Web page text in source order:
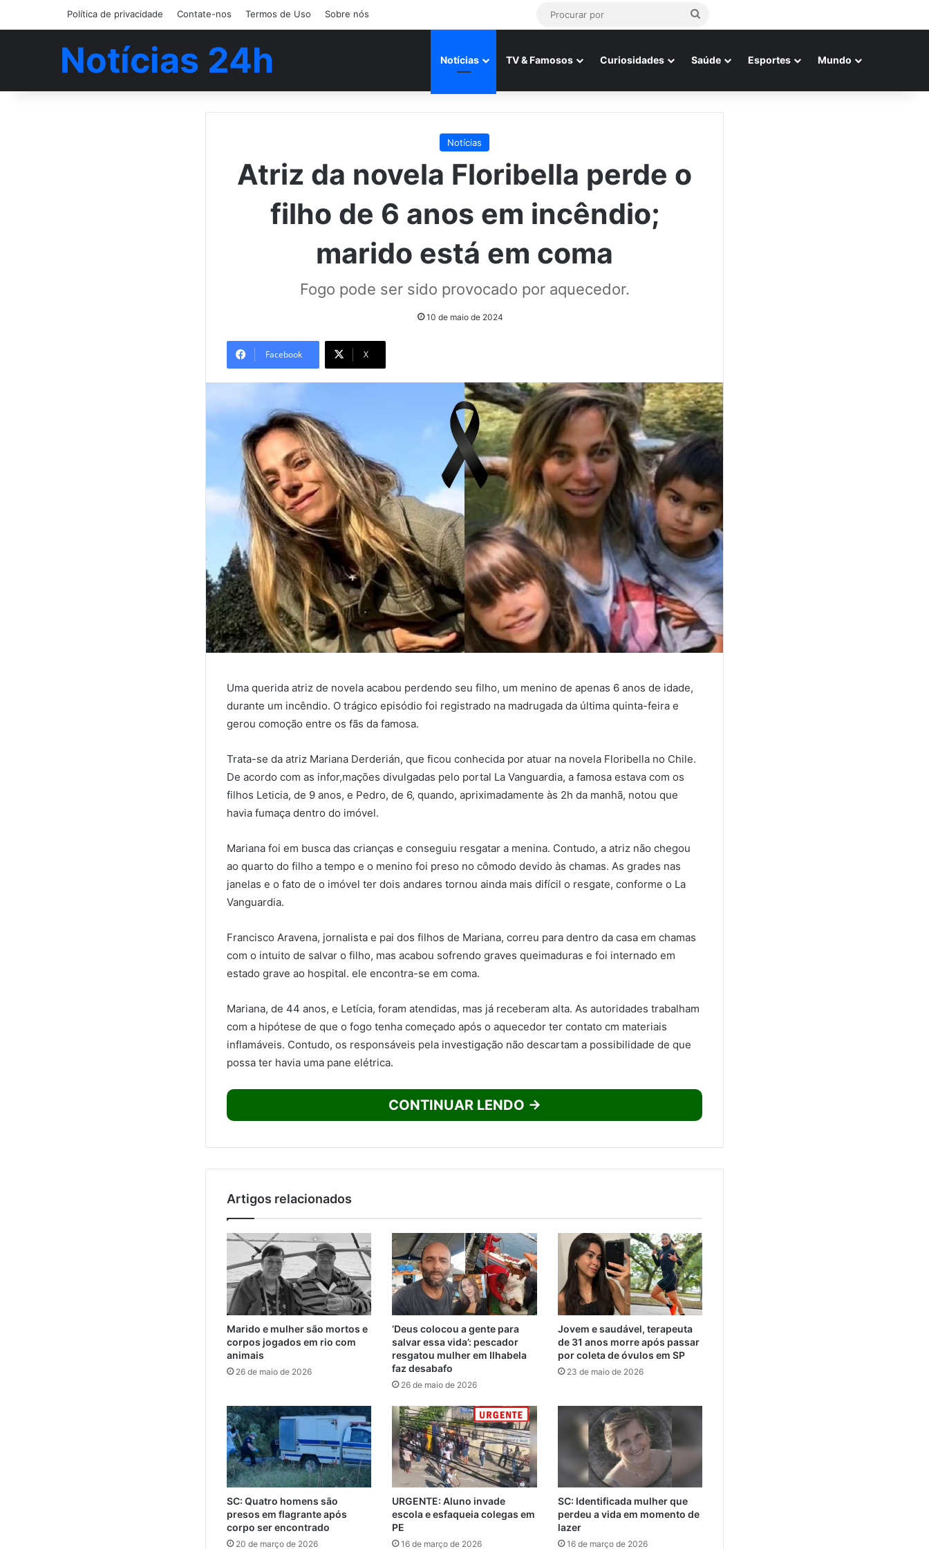
Política de privacidade Contate-nos Termos de Uso Sobre nós
Procurar
Notícias 24h Notícias TV & Famosos Curiosidades Saúde Esportes Mundo
Notícias
Atriz da novela Floribella perde o
filho de 6 anos em incêndio;
marido está em coma
Fogo pode ser sido provocado por aquecedor.
10 de maio de 2024
Facebook X
Uma querida atriz de novela acabou perdendo seu filho, um menino de apenas 6 anos de idade,
durante um incêndio. O trágico episódio foi registrado na madrugada da última quinta-feira e
gerou comoção entre os fãs da famosa.
Trata-se da atriz Mariana Derderián, que ficou conhecida por atuar na novela Floribella no Chile.
De acordo com as infor,mações divulgadas pelo portal La Vanguardia, a famosa estava com os
filhos Leticia, de 9 anos, e Pedro, de 6, quando, apriximadamente às 2h da manhã, notou que
havia fumaça dentro do imóvel.
Mariana foi em busca das crianças e conseguiu resgatar a menina. Contudo, a atriz não chegou
ao quarto do filho a tempo e o menino foi preso no cômodo devido às chamas. As grades nas
janelas e o fato de o imóvel ter dois andares tornou ainda mais difícil o resgate, conforme o La
Vanguardia.
Francisco Aravena, jornalista e pai dos filhos de Mariana, correu para dentro da casa em chamas
com o intuito de salvar o filho, mas acabou sofrendo graves queimaduras e foi internado em
estado grave ao hospital. ele encontra-se em coma.
Mariana, de 44 anos, e Letícia, foram atendidas, mas já receberam alta. As autoridades trabalham
com a hipótese de que o fogo tenha começado após o aquecedor ter contato cm materiais
inflamáveis. Contudo, os responsáveis pela investigação não descartam a possibilidade de que
possa ter havia uma pane elétrica.
CONTINUAR LENDO →
Artigos relacionados
Marido e mulher são mortos e
corpos jogados em rio com
animais
26 de maio de 2026
‘Deus colocou a gente para
salvar essa vida’: pescador
resgatou mulher em Ilhabela
faz desabafo
26 de maio de 2026
Jovem e saudável, terapeuta
de 31 anos morre após passar
por coleta de óvulos em SP
23 de maio de 2026
SC: Quatro homens são
presos em flagrante após
corpo ser encontrado
20 de março de 2026
URGENTE: Aluno invade
escola e esfaqueia colegas em
PE
16 de março de 2026
SC: Identificada mulher que
perdeu a vida em momento de
lazer
16 de março de 2026